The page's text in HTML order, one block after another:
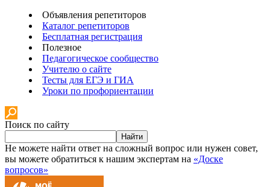
Объявления репетиторов
Каталог репетиторов
Бесплатная регистрация
Полезное
Педагогическое сообщество
Учителю о сайте
Тесты для ЕГЭ и ГИА
Уроки по профориентации
Поиск по сайту
Найти
Не можете найти ответ на сложный вопрос или нужен совет,
вы можете обратиться к нашим экспертам на «Доске
вопросов»